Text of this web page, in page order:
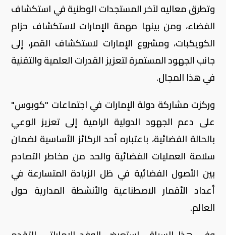
وتطرق معاليه لآخر المستجدات الوطنية في استكشاف
الفضاء، ومن بينها مهمة الإمارات لاستكشاف حزام
الكويكبات، ومشروع الإمارات لاستكشاف القمر، إلى
جانب الجهود المستمرة لتعزيز القدرات العلمية والتقنية
في هذا المجال.
وركزت مشاركة دولة الإمارات في اجتماعات "كوبوس"
على دعم الجهود الدولية الرامية إلى تعزيز الوعي
بالحالة الفضائية، باعتباره أحد الركائز الأساسية لضمان
سلامة العمليات الفضائية والحد من مخاطر التصادم
بين الأصول الفضائية في ظل الزيادة المتسارعة في
أعداد الأقمار الاصطناعية والأنشطة المدارية حول
العالم.